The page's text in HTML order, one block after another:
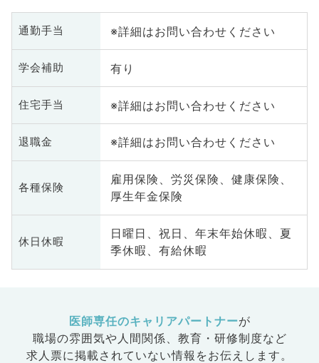
通勤手当 ※詳細はお問い合わせください
学会補助 有り
住宅手当 ※詳細はお問い合わせください
退職金 ※詳細はお問い合わせください
各種保険
雇用保険、労災保険、健康保険、
厚生年金保険
休日休暇
日曜日、祝日、年末年始休暇、夏
季休暇、有給休暇
医師専任のキャリアパートナーが
職場の雰囲気や人間関係、 教育・研修制度など
求人票に掲載されていない情報をお伝えします。